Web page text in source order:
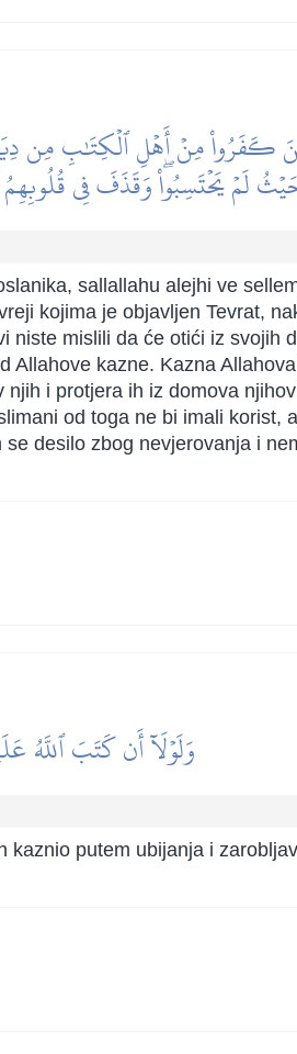
كَفَرُواْ مِنۡ أَهۡلِ ٱلۡكِتَٰبِ مِن
لَمۡ يَحۡتَسِبُواْۖ وَقَذَفَ فِي قُلُوبِهِمُ
sallallahu alejhi ve
kojima je objavljen Tevrat,
niste mislili da će otići iz svojih
Allahove kazne. Kazna
i protjera ih iz domova
od toga ne bi imali korist,
desilo zbog nevjerovanja i
وَلَوۡلَآ أَن كَتَبَ ٱللَّهُ
putem ubijanja i